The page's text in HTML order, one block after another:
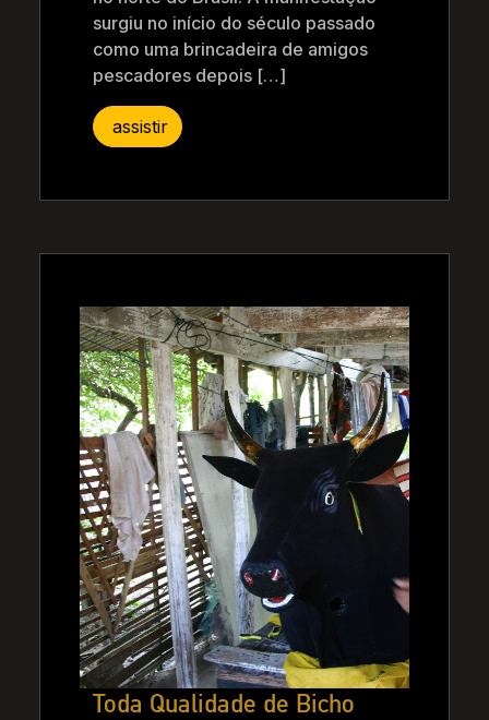
surgiu no início do século passado
como uma brincadeira de amigos
pescadores depois […]
assistir
Toda Qualidade de Bicho